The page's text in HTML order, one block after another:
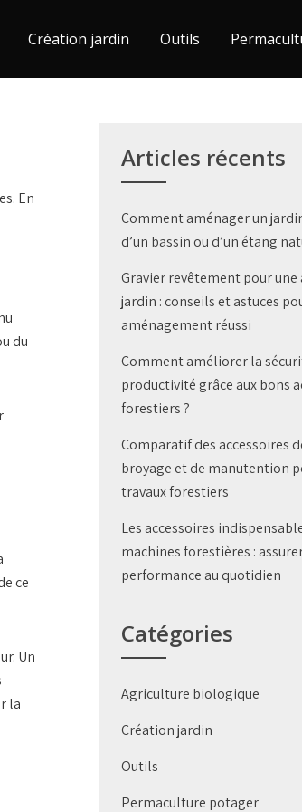
Création jardin Outils
En
du
ce
Un
la
Articles récents
Comment aménager un
d’un bassin ou d’un étang
Gravier revêtement pour une
jardin : conseils et astuces
aménagement réussi
Comment améliorer la
productivité grâce aux bons
forestiers ?
Comparatif des accessoires
broyage et de manutention
travaux forestiers
Les accessoires
machines forestières :
performance au quotidien
Catégories
Agriculture biologique
Création jardin
Outils
Permaculture potager